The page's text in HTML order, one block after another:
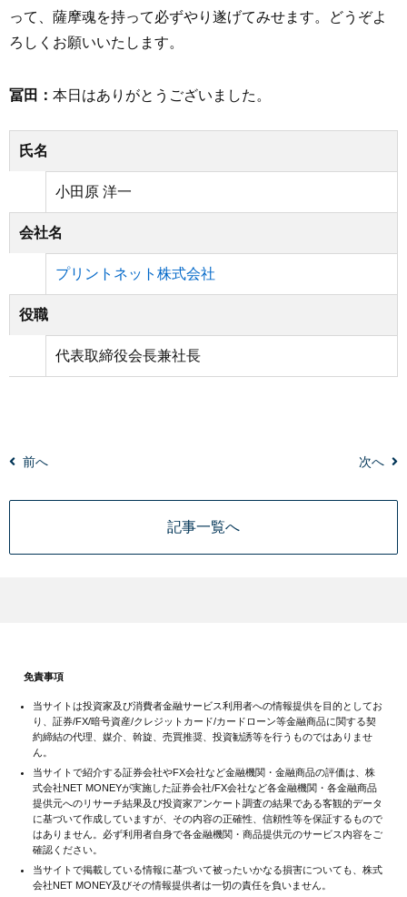
って、薩摩魂を持って必ずやり遂げてみせます。どうぞよ
ろしくお願いいたします。
冨田： 本日はありがとうございました。
氏名
小田原 洋一
会社名
プリントネット株式会社
役職
代表取締役会長兼社長
前へ 次へ
記事一覧へ
免責事項
当サイトは投資家及び消費者金融サービス利用者への情報提供を目的としてお
り、証券/FX/暗号資産/クレジットカード/カードローン等金融商品に関する契
約締結の代理、媒介、斡旋、売買推奨、投資勧誘等を行うものではありませ
ん。
当サイトで紹介する証券会社やFX会社など金融機関・金融商品の評価は、株
式会社NET MONEYが実施した証券会社/FX会社など各金融機関・各金融商品
提供元へのリサーチ結果及び投資家アンケート調査の結果である客観的データ
に基づいて作成していますが、その内容の正確性、信頼性等を保証するもので
はありません。必ず利用者自身で各金融機関・商品提供元のサービス内容をご
確認ください。
当サイトで掲載している情報に基づいて被ったいかなる損害についても、株式
会社NET MONEY及びその情報提供者は一切の責任を負いません。